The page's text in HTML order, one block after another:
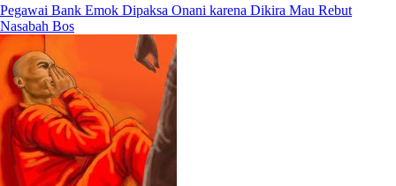
Pegawai Bank Emok Dipaksa Onani karena Dikira Mau Rebut
Nasabah Bos